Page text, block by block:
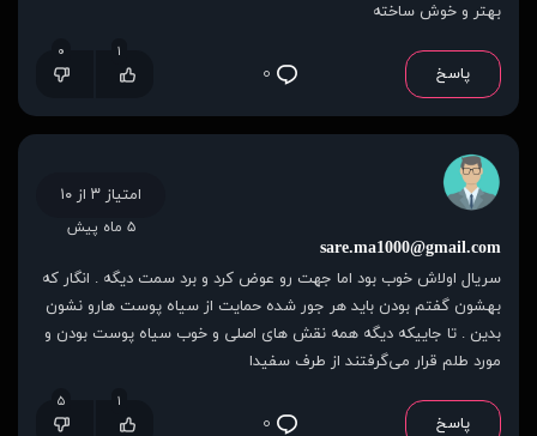
بهتر و خوش ساخته
پاسخ ۰
۱ ۰
sare.ma1000@gmail.com
سریال اولاش خوب بود اما جهت رو عوض کرد و برد سمت دیگه . انگار که
بهشون گفتم بودن باید هر جور شده حمایت از سیاه پوست هارو نشون
بدین . تا جاییکه دیگه همه نقش های اصلی و خوب سیاه پوست بودن و
مورد طلم قرار می‌گرفتند از طرف سفیدا
پاسخ ۰
۱ ۵
امتیاز ۳ از ۱۰
۵ ماه پیش